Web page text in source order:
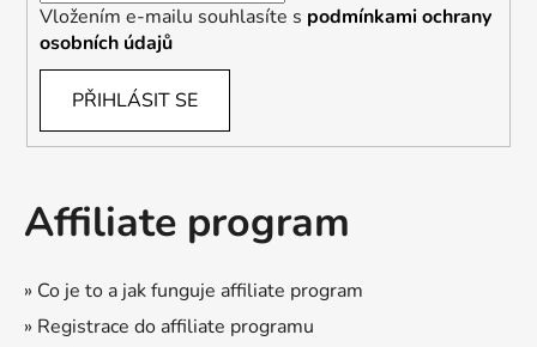
Vložením e-mailu souhlasíte s podmínkami ochrany
osobních údajů
PŘIHLÁSIT SE
Affiliate program
» Co je to a jak funguje affiliate program
» Registrace do affiliate programu